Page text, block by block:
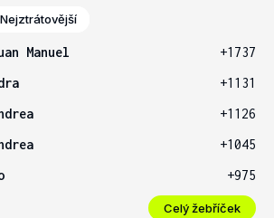
Nejztrátovější
Manuel
+1737
+1131
+1126
+1045
+975
Celý žebříček